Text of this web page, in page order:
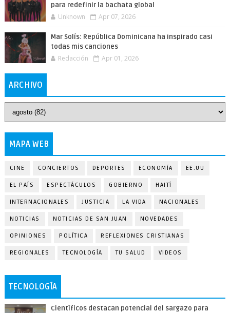
para redefinir la bachata global
Unknown Apr 07, 2026
Mar Solís: República Dominicana ha inspirado casi
todas mis canciones
Redacción Apr 01, 2026
ARCHIVO
MAPA WEB
CINE CONCIERTOS DEPORTES ECONOMÍA EE.UU
EL PAÍS ESPECTÁCULOS GOBIERNO HAITÍ
INTERNACIONALES JUSTICIA LA VIDA NACIONALES
NOTICIAS NOTICIAS DE SAN JUAN NOVEDADES
OPINIONES POLÍTICA REFLEXIONES CRISTIANAS
REGIONALES TECNOLOGÍA TU SALUD VIDEOS
TECNOLOGÍA
Científicos destacan potencial del sargazo para